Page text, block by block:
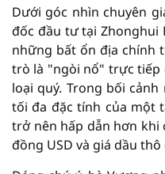
Dưới góc nhìn chuyên
đốc đầu tư tại Zhonghui
những bất ổn địa chính
trò là "ngòi nổ" trực tiếp
loại quý. Trong bối
tối đa đặc tính của một
trở nên hấp dẫn hơn khi
đồng USD và giá dầu